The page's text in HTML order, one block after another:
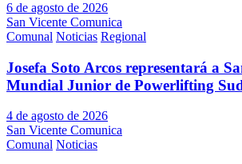
6 de agosto de 2026
San Vicente Comunica
Comunal Noticias Regional
Josefa Soto Arcos representará a
Mundial Junior de Powerlifting
4 de agosto de 2026
San Vicente Comunica
Comunal Noticias